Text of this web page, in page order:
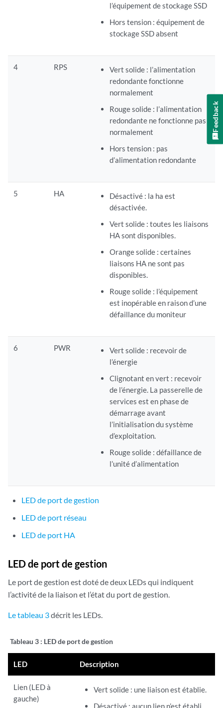
l’équipement de stockage SSD
Hors tension : équipement de
stockage SSD absent
4 RPS
Vert solide : l’alimentation
redondante fonctionne
normalement
Rouge solide : l’alimentation
redondante ne fonctionne pas
normalement
Hors tension : pas
d’alimentation redondante
5 HA
Désactivé : la ha est
désactivée.
Vert solide : toutes les liaisons
HA sont disponibles.
Orange solide : certaines
liaisons HA ne sont pas
disponibles.
Rouge solide : l’équipement
est inopérable en raison d’une
défaillance du moniteur
6 PWR
Vert solide : recevoir de
l’énergie
Clignotant en vert : recevoir
de l’énergie. La passerelle de
services est en phase de
démarrage avant
l’initialisation du système
d’exploitation.
Rouge solide : défaillance de
l’unité d’alimentation
LED de port de gestion
LED de port réseau
LED de port HA
LED de port de gestion
Le port de gestion est doté de deux LEDs qui indiquent
l’activité de la liaison et l’état du port de gestion.
Le tableau 3décrit les LEDs.
Tableau 3 : LEDde port de gestion
LED Description
Lien (LED à
gauche)
Vert solide : une liaison est établie.
Désactivé : aucun lien n’est établi.
Feedback